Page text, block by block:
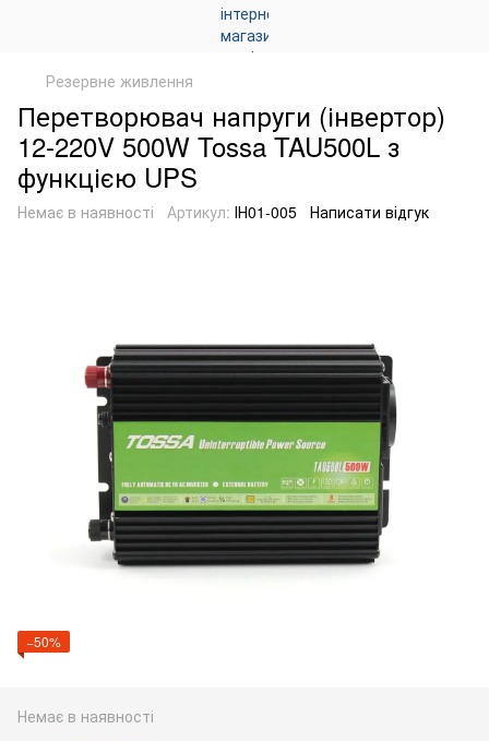
Резервне живлення
Перетворювач напруги (інвертор)
12-220V 500W Tossa TAU500L з
функцією UPS
Немає в наявності Артикул: ІН01-005 Написати відгук
−50%
Немає в наявності